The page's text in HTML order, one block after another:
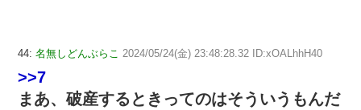
44: 名無しどんぶらこ 2024/05/24(金) 23:48:28.32 ID:xOALhhH40
>>7
まあ、破産するときってのはそういうもんだ